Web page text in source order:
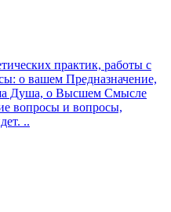
практик, работы с
о вашем Предназначение,
Душа, о Высшем Смысле
вопросы и вопросы,
..